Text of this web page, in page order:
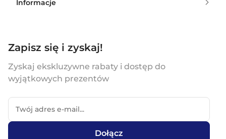
Informacje
Zapisz się i zyskaj!
Zyskaj ekskluzywne rabaty i dostęp do
wyjątkowych prezentów
Dołącz